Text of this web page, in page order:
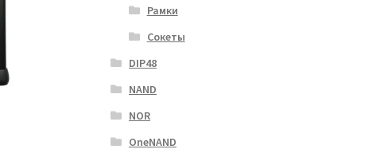
Рамки
Сокеты
DIP48
NAND
NOR
OneNAND